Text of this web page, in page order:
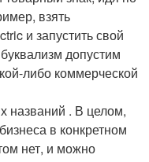
взять
и запустить свой
допустим
либо коммерческой
названий . В целом,
в конкретном
нет, и можно